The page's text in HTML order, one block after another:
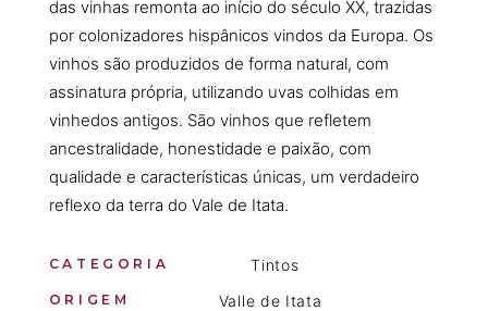
das vinhas remonta ao início do século XX, trazidas
por colonizadores hispânicos vindos da Europa. Os
vinhos são produzidos de forma natural, com
assinatura própria, utilizando uvas colhidas em
vinhedos antigos. São vinhos que refletem
ancestralidade, honestidade e paixão, com
qualidade e características únicas, um verdadeiro
reflexo da terra do Vale de Itata.
CATEGORIA Tintos
ORIGEM Valle de Itata